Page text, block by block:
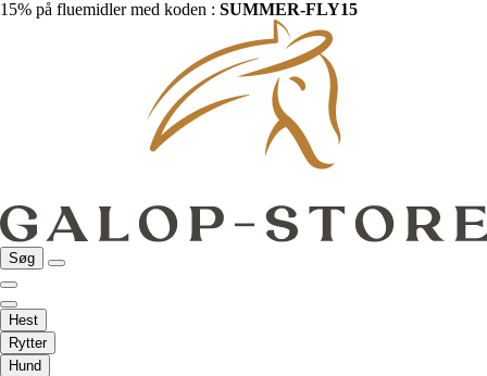
15% på fluemidler med koden : SUMMER-FLY15
Søg
Hest
Rytter
Hund